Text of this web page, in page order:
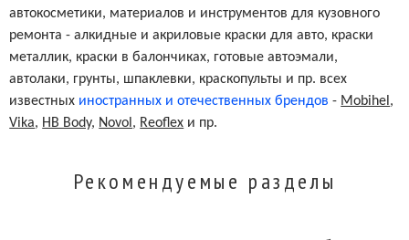
автокосметики, материалов и инструментов для кузовного
ремонта - алкидные и акриловые краски для авто, краски
металлик, краски в балончиках, готовые автоэмали,
автолаки, грунты, шпаклевки, краскопульты и пр. всех
известных иностранных и отечественных брендов - Mobihel ,
Vika, HB Body, Novol , Reoflex и пр.
Рекомендуемые разделы